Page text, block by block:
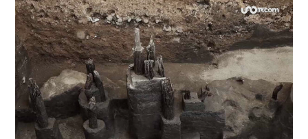
yucatecas
ganan
oro
por
proyecto
de
Calendario
Maya
en
Perú